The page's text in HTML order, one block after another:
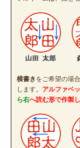
横書き をご希望の場
します。 アルファベ
ら右へ読む形で作製し